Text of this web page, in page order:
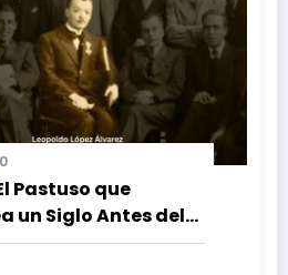
0
Pastuso que
un Siglo Antes del